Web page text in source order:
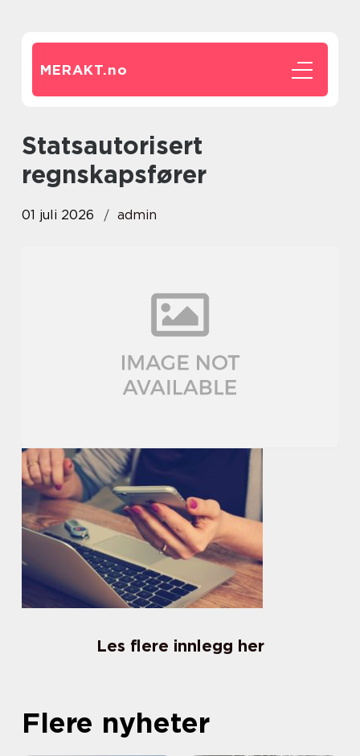
MERAKT.no
statsautorisert
regnskapsfører
01 juli 2026 admin
Les flere innlegg her
Flere nyheter